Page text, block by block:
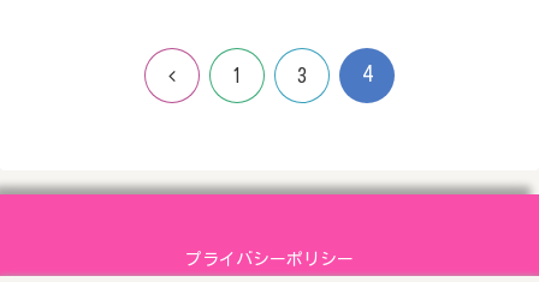
前 1 3 4
プライバシーポリシー